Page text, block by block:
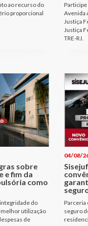
ao recurso do
proporcional
Participe
Avenida
Justiça
Justiça
TRE-RJ.
sobre
e fim da
como
do
melhor utilização
de
04/08/
Parceria
seguro